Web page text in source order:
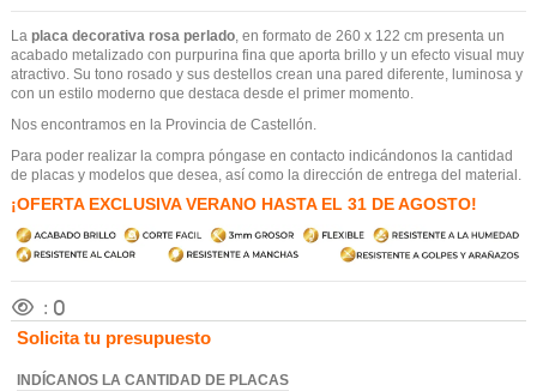
La placa decorativa rosa perlado, en formato de 260 x 122 cm presenta un
acabado metalizado con purpurina fina que aporta brillo y un efecto visual muy
atractivo. Su tono rosado y sus destellos crean una pared diferente, luminosa y
con un estilo moderno que destaca desde el primer momento.
Nos encontramos en la Provincia de Castellón.
Para poder realizar la compra póngase en contacto indicándonos la cantidad
de placas y modelos que desea, así como la dirección de entrega del material.
¡OFERTA EXCLUSIVA VERANO HASTA EL 31 DE AGOSTO!
: 0
Solicita tu presupuesto
INDÍCANOS LA CANTIDAD DE PLACAS